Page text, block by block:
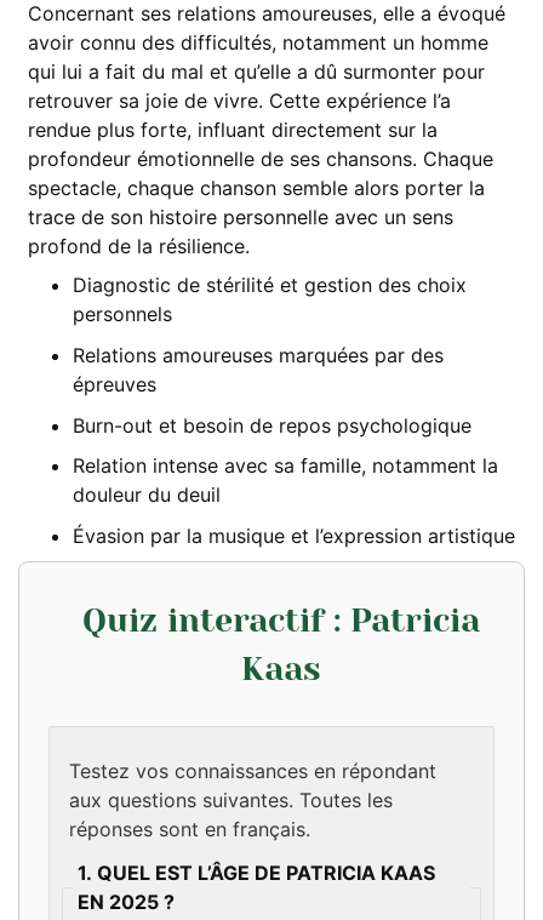
Concernant ses relations amoureuses, elle a évoqué
avoir connu des difficultés, notamment un homme
qui lui a fait du mal et qu’elle a dû surmonter pour
retrouver sa joie de vivre. Cette expérience l’a
rendue plus forte, influant directement sur la
profondeur émotionnelle de ses chansons. Chaque
spectacle, chaque chanson semble alors porter la
trace de son histoire personnelle avec un sens
profond de la résilience.
Diagnostic de stérilité et gestion des choix
personnels
Relations amoureuses marquées par des
épreuves
Burn-out et besoin de repos psychologique
Relation intense avec sa famille, notamment la
douleur du deuil
Évasion par la musique et l’expression artistique
Quiz interactif : Patricia
Kaas
Testez vos connaissances en répondant
aux questions suivantes. Toutes les
réponses sont en français.
1. QUEL EST L’ÂGE DE PATRICIA KAAS
EN 2025 ?